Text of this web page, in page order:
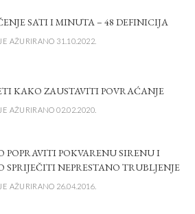
SATI I MINUTA – 48 DEFINICIJA
AŽURIRANO 31.10.2022.
KAKO ZAUSTAVITI POVRAĆANJE
AŽURIRANO 02.02.2020.
POPRAVITI POKVARENU SIRENU I
SPRIJEČITI NEPRESTANO TRUBLJENJE
AŽURIRANO 26.04.2016.